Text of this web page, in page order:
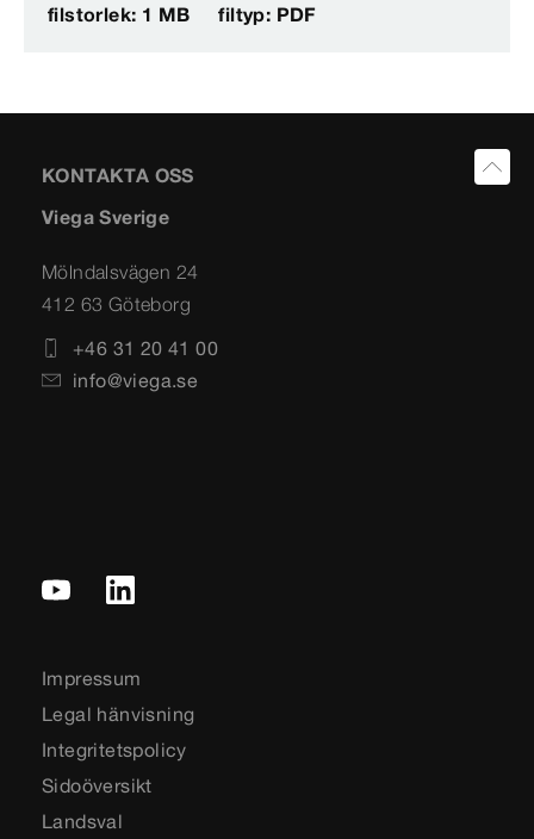
filstorlek: 1 MB
filtyp: PDF
KONTAKTA OSS
Viega Sverige
Mölndalsvägen 24
412 63 Göteborg
+46 31 20 41 00
info@viega.se
Impressum
Legal hänvisning
Integritetspolicy
Sidoöversikt
Landsval